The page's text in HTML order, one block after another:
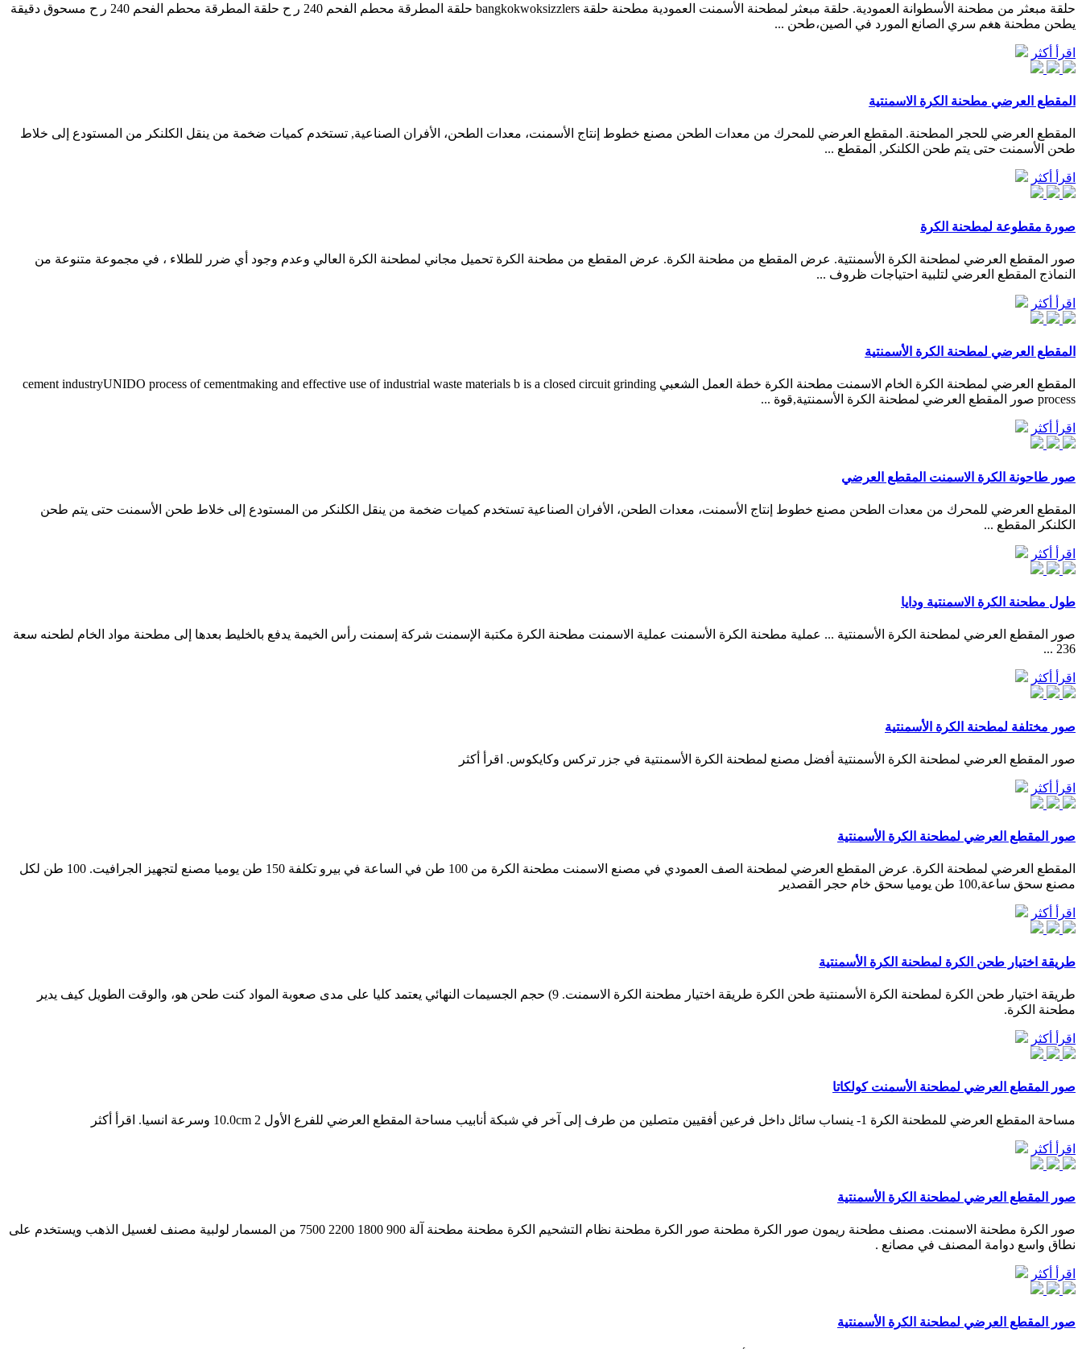
حلقة مبعثر من مطحنة الأسطوانة العمودية. حلقة مبعثر لمطحنة الأسمنت العمودية مطحنة حلقة bangkokwoksizzlers حلقة المطرقة محطم الفحم 240 ر ح حلقة المطرقة محطم الفحم 240 ر ح مسحوق دقيقة
يطحن مطحنة هغم سري الصانع المورد في الصين،طحن ...
اقرأ أكثر
المقطع العرضي مطحنة الكرة الاسمنتية
المقطع العرضي للحجر المطحنة. المقطع العرضي للمحرك من معدات الطحن مصنع خطوط إنتاج الأسمنت، معدات الطحن، الأفران الصناعية, تستخدم كميات ضخمة من ينقل الكلنكر من المستودع إلى خلاط
طحن الأسمنت حتى يتم طحن الكلنكر, المقطع ...
اقرأ أكثر
صورة مقطوعة لمطحنة الكرة
صور المقطع العرضي لمطحنة الكرة الأسمنتية. عرض المقطع من مطحنة الكرة. عرض المقطع من مطحنة الكرة تحميل مجاني لمطحنة الكرة العالي وعدم وجود أي ضرر للطلاء ، في مجموعة متنوعة من
النماذج المقطع العرضي لتلبية احتياجات ظروف ...
اقرأ أكثر
المقطع العرضي لمطحنة الكرة الأسمنتية
المقطع العرضي لمطحنة الكرة الخام الاسمنت مطحنة الكرة خطة العمل الشعبي cement industryUNIDO process of cementmaking and effective use of industrial waste materials b is a closed circuit grinding
process صور المقطع العرضي لمطحنة الكرة الأسمنتية,قوة ...
اقرأ أكثر
صور طاحونة الكرة الاسمنت المقطع العرضي
المقطع العرضي للمحرك من معدات الطحن مصنع خطوط إنتاج الأسمنت، معدات الطحن، الأفران الصناعية تستخدم كميات ضخمة من ينقل الكلنكر من المستودع إلى خلاط طحن الأسمنت حتى يتم طحن
الكلنكر المقطع ...
اقرأ أكثر
طول مطحنة الكرة الاسمنتية ودايا
صور المقطع العرضي لمطحنة الكرة الأسمنتية ... عملية مطحنة الكرة الأسمنت عملية الاسمنت مطحنة الكرة مكتبة الإسمنت شركة إسمنت رأس الخيمة يدفع بالخليط بعدها إلى مطحنة مواد الخام لطحنه سعة
236 ...
اقرأ أكثر
صور مختلفة لمطحنة الكرة الأسمنتية
صور المقطع العرضي لمطحنة الكرة الأسمنتية أفضل مصنع لمطحنة الكرة الأسمنتية في جزر تركس وكايكوس. اقرأ أكثر
اقرأ أكثر
صور المقطع العرضي لمطحنة الكرة الأسمنتية
المقطع العرضي لمطحنة الكرة. عرض المقطع العرضي لمطحنة الصف العمودي في مصنع الاسمنت مطحنة الكرة من 100 طن في الساعة في بيرو تكلفة 150 طن يوميا مصنع لتجهيز الجرافيت. 100 طن لكل
مصنع سحق ساعة,100 طن يوميا سحق خام حجر القصدير
اقرأ أكثر
طريقة اختيار طحن الكرة لمطحنة الكرة الأسمنتية
طريقة اختيار طحن الكرة لمطحنة الكرة الأسمنتية طحن الكرة طريقة اختيار مطحنة الكرة الاسمنت. 9) حجم الجسيمات النهائي يعتمد كليا على مدى صعوبة المواد كنت طحن هو، والوقت الطويل كيف يدير
مطحنة الكرة.
اقرأ أكثر
صور المقطع العرضي لمطحنة الأسمنت كولكاتا
مساحة المقطع العرضي للمطحنة الكرة 1- ينساب سائل داخل فرعين أفقيين متصلين من طرف إلى آخر في شبكة أنابيب مساحة المقطع العرضي للفرع الأول 10.0cm 2 وسرعة انسيا. اقرأ أكثر
اقرأ أكثر
صور المقطع العرضي لمطحنة الكرة الأسمنتية
صور الكرة مطحنة الاسمنت. مصنف مطحنة ريمون صور الكرة مطحنة صور الكرة مطحنة نظام التشحيم الكرة مطحنة مطحنة آلة 900 1800 2200 7500 من المسمار لولبية مصنف لغسيل الذهب ويستخدم على
نطاق واسع دوامة المصنف في مصانع .
اقرأ أكثر
صور المقطع العرضي لمطحنة الكرة الأسمنتية